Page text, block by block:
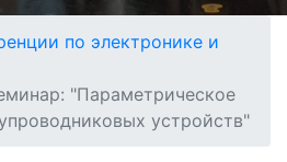
по электронике и
"Параметрическое
устройств"